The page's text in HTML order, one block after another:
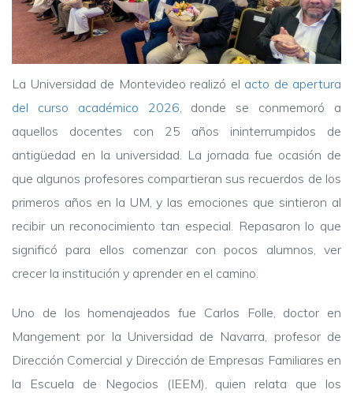
La Universidad de Montevideo realizó el acto de apertura
del curso académico 2026, donde se conmemoró a
aquellos docentes con 25 años ininterrumpidos de
antigüedad en la universidad. La jornada fue ocasión de
que algunos profesores compartieran sus recuerdos de los
primeros años en la UM, y las emociones que sintieron al
recibir un reconocimiento tan especial. Repasaron lo que
significó para ellos comenzar con pocos alumnos, ver
crecer la institución y aprender en el camino.
Uno de los homenajeados fue Carlos Folle, doctor en
Mangement por la Universidad de Navarra, profesor de
Dirección Comercial y Dirección de Empresas Familiares en
la Escuela de Negocios (IEEM), quien relata que los